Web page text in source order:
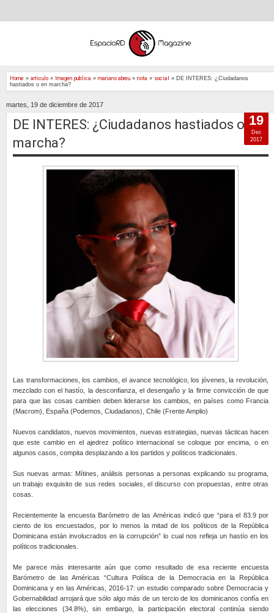
Home » articulo » Imagen publica » mariano abreu » nota » social » DE INTERES: ¿Ciudadanos
hastiados o en marcha?
martes, 19 de diciembre de 2017
DE INTERES: ¿Ciudadanos hastiados o en
marcha?
Las transformaciones, los cambios, el avance tecnológico, los jóvenes, la revolución,
mezclado con el hastío, la desconfianza, el desengaño y la firme convicción de que
para que las cosas cambien deben liderarse los cambios, en países como Francia
(Macrom), España (Podemos, Ciudadanos), Chile (Frente Amplio)
Nuevos candidatos, nuevos movimientos, nuevas estrategias, nuevas tácticas hacen
que este cambio en el ajedrez político internacional se coloque por encima, o en
algunos casos, compita desplazando a los partidos y políticos tradicionales.
Sus nuevas armas: Mítines, análisis personas a personas explicando su programa,
un trabajo exquisito de sus redes sociales, el discurso con propuestas, entre otras
cosas.
Recientemente la encuesta Barómetro de las Américas indicó que “para el 83.9 por
ciento de los encuestados, por lo menos la mitad de los políticos de la República
Dominicana están involucrados en la corrupción” lo cual nos refleja un hastío en los
políticos tradicionales.
Me parece más interesante aún que como resultado de esa reciente encuesta
Barómetro de las Américas “Cultura Política de la Democracia en la República
Dominicana y en las Américas, 2016-17: un estudio comparado sobre Democracia y
Gobernabilidad arrojará que sólo algo más de un tercio de los dominicanos confía en
las elecciones (34.8%), sin embargo, la participación electoral continúa siendo
19
Dec
2017